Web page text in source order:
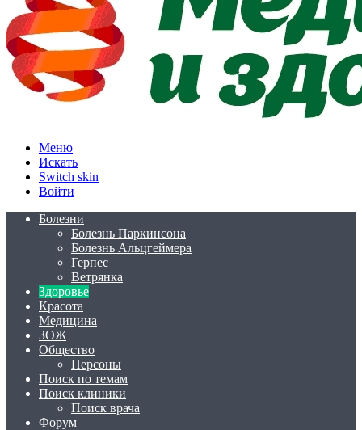
Меню
Искать
Switch skin
Войти
Болезни
Болезнь Паркинсона
Болезнь Альцгеймера
Герпес
Ветрянка
Здоровье
Красота
Медицина
ЗОЖ
Общество
Персоны
Поиск по темам
Поиск клиники
Поиск врача
Форум